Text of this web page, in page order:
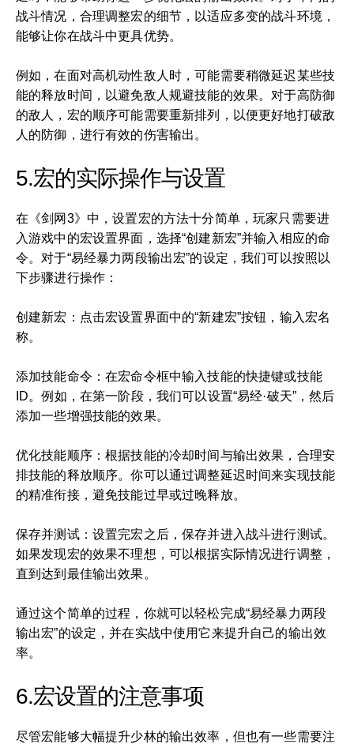
战斗情况，合理调整宏的细节，以适应多变的战斗环境，
能够让你在战斗中更具优势。
例如，在面对高机动性敌人时，可能需要稍微延迟某些技
能的释放时间，以避免敌人规避技能的效果。对于高防御
的敌人，宏的顺序可能需要重新排列，以便更好地打破敌
人的防御，进行有效的伤害输出。
5.宏的实际操作与设置
在《剑网3》中，设置宏的方法十分简单，玩家只需要进
入游戏中的宏设置界面，选择“创建新宏”并输入相应的命
令。对于“易经暴力两段输出宏”的设定，我们可以按照以
下步骤进行操作：
创建新宏：点击宏设置界面中的“新建宏”按钮，输入宏名
称。
添加技能命令：在宏命令框中输入技能的快捷键或技能
ID。例如，在第一阶段，我们可以设置“易经·破天”，然后
添加一些增强技能的效果。
优化技能顺序：根据技能的冷却时间与输出效果，合理安
排技能的释放顺序。你可以通过调整延迟时间来实现技能
的精准衔接，避免技能过早或过晚释放。
保存并测试：设置完宏之后，保存并进入战斗进行测试。
如果发现宏的效果不理想，可以根据实际情况进行调整，
直到达到最佳输出效果。
通过这个简单的过程，你就可以轻松完成“易经暴力两段
输出宏”的设定，并在实战中使用它来提升自己的输出效
率。
6.宏设置的注意事项
尽管宏能够大幅提升少林的输出效率，但也有一些需要注